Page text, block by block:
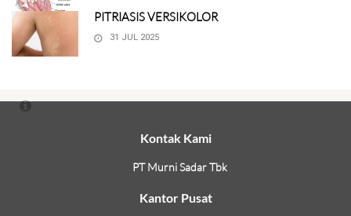
PITRIASIS VERSIKOLOR
31 JUL 2025
Kontak Kami
PT Murni Sadar Tbk
Kantor Pusat